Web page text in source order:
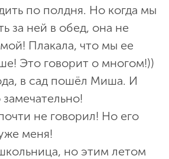
по полдня. Но когда мы
за ней в обед, она не
Плакала, что мы ее
Это говорит о многом!))
в сад пошёл Миша. И
не говорил! Но его
меня!
но этим летом